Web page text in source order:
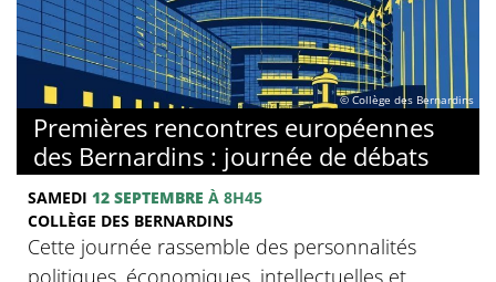
© Collège des Bernardins
Premières rencontres européennes
des Bernardins : journée de débats
SAMEDI 12 SEPTEMBRE À 8H45
COLLÈGE DES BERNARDINS
Cette journée rassemble des personnalités
politiques, économiques, intellectuelles et